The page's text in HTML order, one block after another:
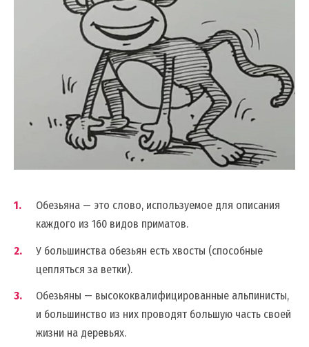
Обезьяна — это слово, используемое для описания
каждого из 160 видов приматов.
У большинства обезьян есть хвосты (способные
цепляться за ветки).
Обезьяны — высококвалифицированные альпинисты,
и большинство из них проводят большую часть своей
жизни на деревьях.